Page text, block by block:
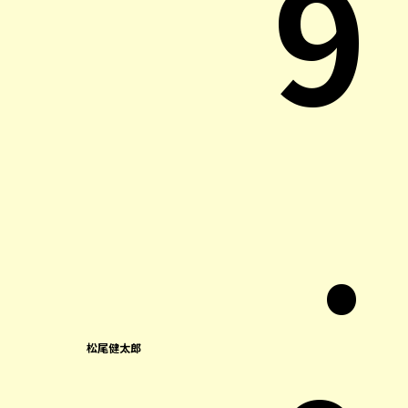
松尾健太郎
.